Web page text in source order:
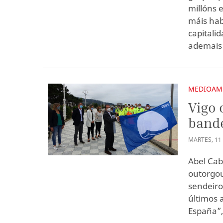
millóns
máis
Vigo
MARTES, 11
Abel
últimos